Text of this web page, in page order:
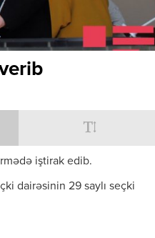
iştirak edib.
dairəsinin 29 saylı seçki